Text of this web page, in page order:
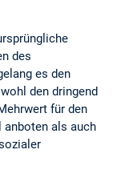
des
es den
den dringend
für den
anboten als auch